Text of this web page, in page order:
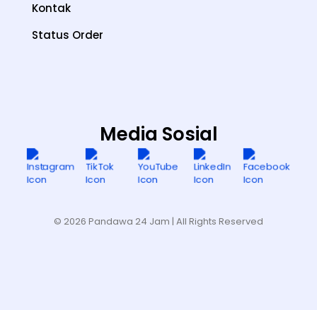
Kontak
Status Order
Media Sosial
© 2026 Pandawa 24 Jam | All Rights Reserved